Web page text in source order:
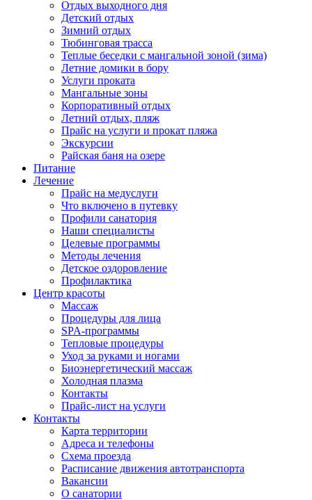
Отдых выходного дня
Детский отдых
Зимний отдых
Тюбинговая трасса
Теплые беседки с мангальной зоной (зима)
Летние домики в бору
Услуги проката
Мангальные зоны
Корпоративный отдых
Летний отдых, пляж
Прайс на услуги и прокат пляжа
Экскурсии
Райская баня на озере
Питание
Лечение
Прайс на медуслуги
Что включено в путевку
Профили санатория
Наши специалисты
Целевые программы
Методы лечения
Детское оздоровление
Профилактика
Центр красоты
Массаж
Процедуры для лица
SPA-программы
Тепловые процедуры
Уход за руками и ногами
Биоэнергетический массаж
Холодная плазма
Контакты
Прайс-лист на услуги
Контакты
Карта территории
Адреса и телефоны
Схема проезда
Расписание движения автотранспорта
Вакансии
О санатории